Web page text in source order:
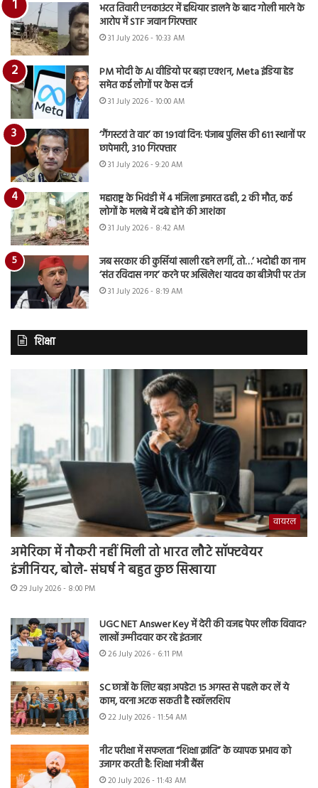
भरत तिवारी एनकाउंटर में हथियार डालने के बाद गोली मारने के
आरोप में STF जवान गिरफ्तार
31 July 2026 - 10:33 AM
PM मोदी के AI वीडियो पर बड़ा एक्शन, Meta इंडिया हेड
समेत कई लोगों पर केस दर्ज
31 July 2026 - 10:00 AM
‘गैंगस्टरां ते वार’ का 191वां दिन: पंजाब पुलिस की 611 स्थानों पर
छापेमारी, 310 गिरफ्तार
31 July 2026 - 9:20 AM
महाराष्ट्र के भिवंडी में 4 मंजिला इमारत ढही, 2 की मौत, कई
लोगों के मलबे में दबे होने की आशंका
31 July 2026 - 8:42 AM
जब सरकार की कुर्सियां खाली रहने लगीं, तो…’ भदोही का नाम
‘संत रविदास नगर’ करने पर अखिलेश यादव का बीजेपी पर तंज
31 July 2026 - 8:19 AM
शिक्षा
वायरल
अमेरिका में नौकरी नहीं मिली तो भारत लौटे सॉफ्टवेयर
इंजीनियर, बोले- संघर्ष ने बहुत कुछ सिखाया
29 July 2026 - 8:00 PM
UGC NET Answer Key में देरी की वजह पेपर लीक विवाद?
लाखों उम्मीदवार कर रहे इंतजार
26 July 2026 - 6:11 PM
SC छात्रों के लिए बड़ा अपडेट! 15 अगस्त से पहले कर लें ये
काम, वरना अटक सकती है स्कॉलरशिप
22 July 2026 - 11:54 AM
नीट परीक्षा में सफलता “शिक्षा क्रांति” के व्यापक प्रभाव को
उजागर करती है: शिक्षा मंत्री बैंस
20 July 2026 - 11:43 AM